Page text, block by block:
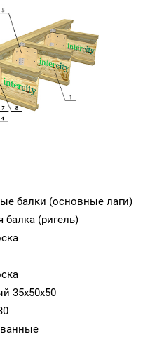
балки (основные лаги)
балка (ригель)
35х50х50